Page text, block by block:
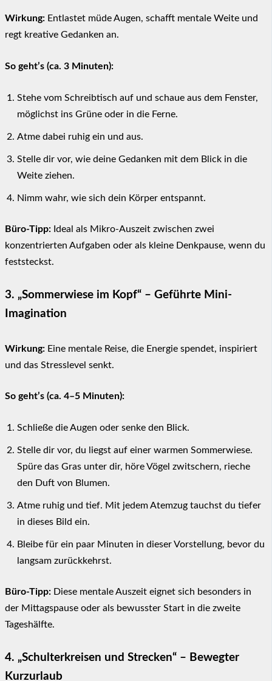
Wirkung: Entlastet müde Augen, schafft mentale Weite und
regt kreative Gedanken an.
So geht’s (ca. 3 Minuten):
Stehe vom Schreibtisch auf und schaue aus dem Fenster,
möglichst ins Grüne oder in die Ferne.
Atme dabei ruhig ein und aus.
Stelle dir vor, wie deine Gedanken mit dem Blick in die
Weite ziehen.
Nimm wahr, wie sich dein Körper entspannt.
Büro-Tipp: Ideal als Mikro-Auszeit zwischen zwei
konzentrierten Aufgaben oder als kleine Denkpause, wenn du
feststeckst.
3. „Sommerwiese im Kopf“ – Geführte Mini-
Imagination
Wirkung: Eine mentale Reise, die Energie spendet, inspiriert
und das Stresslevel senkt.
So geht’s (ca. 4–5 Minuten):
Schließe die Augen oder senke den Blick.
Stelle dir vor, du liegst auf einer warmen Sommerwiese.
Spüre das Gras unter dir, höre Vögel zwitschern, rieche
den Duft von Blumen.
Atme ruhig und tief. Mit jedem Atemzug tauchst du tiefer
in dieses Bild ein.
Bleibe für ein paar Minuten in dieser Vorstellung, bevor du
langsam zurückkehrst.
Büro-Tipp: Diese mentale Auszeit eignet sich besonders in
der Mittagspause oder als bewusster Start in die zweite
Tageshälfte.
4. „Schulterkreisen und Strecken“ – Bewegter
Kurzurlaub